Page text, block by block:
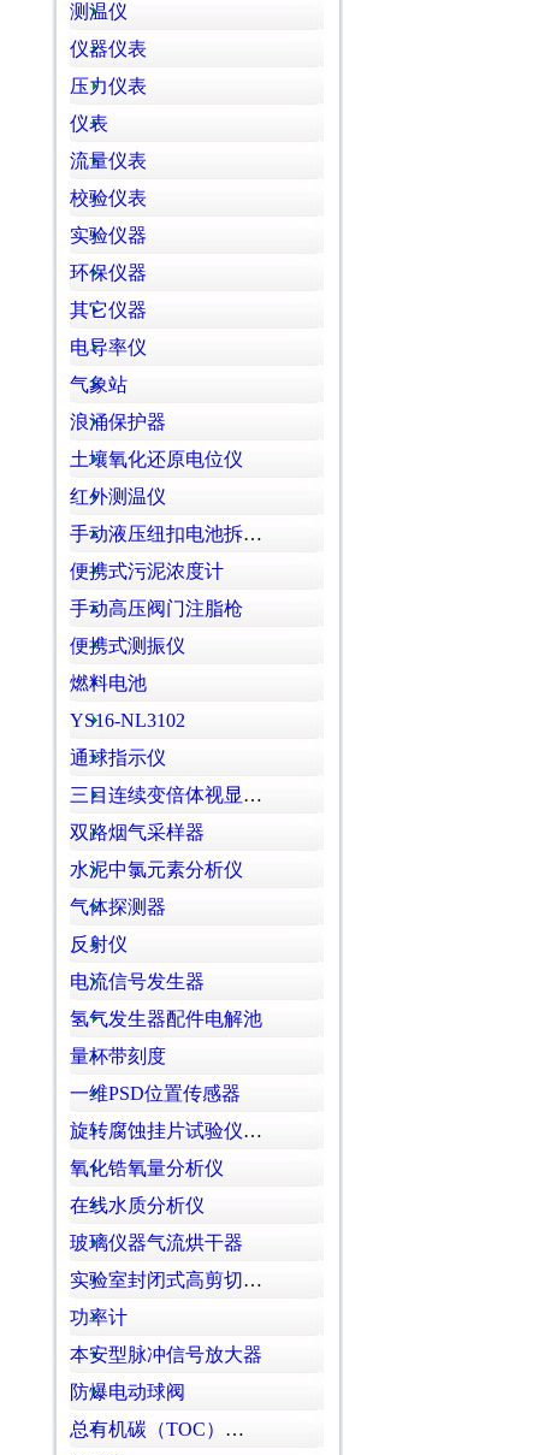
测温仪
仪器仪表
压力仪表
仪表
流量仪表
校验仪表
实验仪器
环保仪器
其它仪器
电导率仪
气象站
浪涌保护器
土壤氧化还原电位仪
红外测温仪
手动液压纽扣电池拆卸机
便携式污泥浓度计
手动高压阀门注脂枪
便携式测振仪
燃料电池
YS16-NL3102
通球指示仪
三目连续变倍体视显微镜
双路烟气采样器
水泥中氯元素分析仪
气体探测器
反射仪
电流信号发生器
氢气发生器配件电解池
量杯带刻度
一维PSD位置传感器
旋转腐蚀挂片试验仪四孔
氧化锆氧量分析仪
在线水质分析仪
玻璃仪器气流烘干器
实验室封闭式高剪切乳化机
功率计
本安型脉冲信号放大器
防爆电动球阀
总有机碳（TOC）分析仪